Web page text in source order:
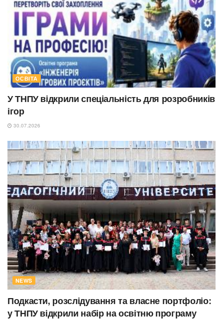
ОСВІТА
У ТНПУ відкрили спеціальність для розробників
ігор
30.07.2026
NEWS
Подкасти, розслідування та власне портфоліо:
у ТНПУ відкрили набір на освітню програму